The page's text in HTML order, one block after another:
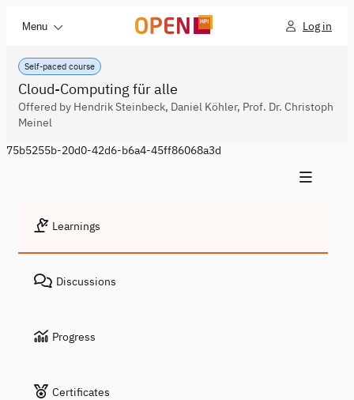
Menu Log in
Self-paced course
Cloud-Computing für alle
Offered by Hendrik Steinbeck, Daniel Köhler, Prof. Dr. Christoph
Meinel
75b5255b-20d0-42d6-b6a4-45ff86068a3d
Learnings
Discussions
Progress
Certificates